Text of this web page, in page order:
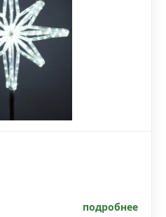
подробнее